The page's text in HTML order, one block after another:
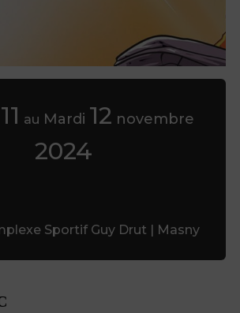
11 au Mardi 12 novembre
2024
Sportif Guy Drut | Masny